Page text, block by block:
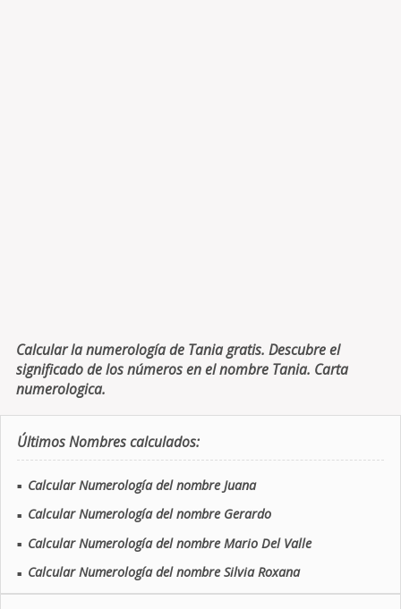
Calcular la numerología de Tania gratis. Descubre el
significado de los números en el nombre Tania. Carta
numerologica.
Últimos Nombres calculados:
■ Calcular Numerología del nombre Juana
■ Calcular Numerología del nombre Gerardo
■ Calcular Numerología del nombre Mario Del Valle
■ Calcular Numerología del nombre Silvia Roxana